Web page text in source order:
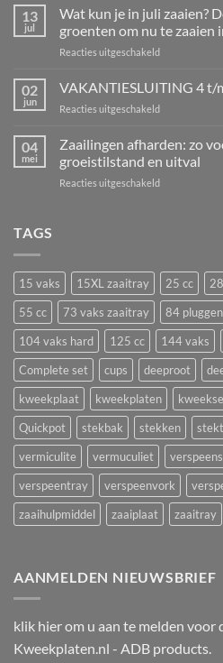
stekken
in
juli
en
tuinplanten,
struiken
aardbeien
vermeerderen
13
jul
Wat kun je in juli zaaien?
groenten om nu te zaaien
Reacties uitgeschakeldvoor
kun
je
in
zaaien?
De
bloemen
zaaien
in
een
zaaitray
02
jun
VAKANTIESLUITING 4 t/
Reacties uitgeschakeldvoor
t/m
29
juni!
04
mei
Zaailingen afharden: zo
groeistilstand en uitval
Reacties uitgeschakeldvoor
plantstress,
groeistilstand
en
uitval
TAGS
15 vaks 15XL zaaitray 25 cc
55 cc
73 vaks zaaitray 84 pluggen
104 vaks hard
125 cc 144 vaks
Complete set
cups deeproot
kweekplaat
kweekplaten
Quickpot
stekbak stekken
vermiculite
vermuculiet
verspeentray
verspeenvork
zaaihulpmiddel
zaaiplaat zaaitray
AANMELDEN NIEUWSBRIEF
klik hierom u aan te melden voor
Kweekplaten.nl - ADB products.